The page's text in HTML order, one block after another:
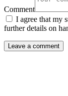
Comment
I agree that my
further details on